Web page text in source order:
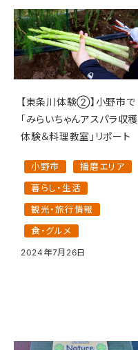
【東条川体験②】小野市で
「みらいちゃんアスパラ収穫
体験＆料理教室」リポート
小野市 播磨エリア
暮らし・生活
観光・旅行情報
食・グルメ
2024年7月26日